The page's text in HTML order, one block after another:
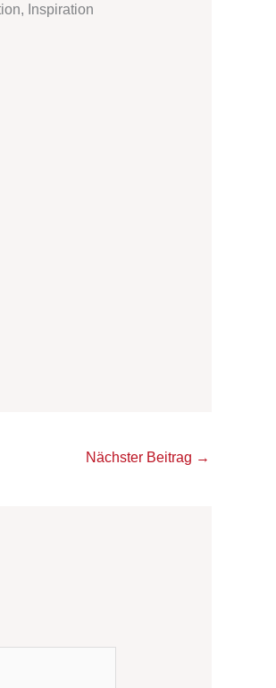
Inspiration
Nächster Beitrag →